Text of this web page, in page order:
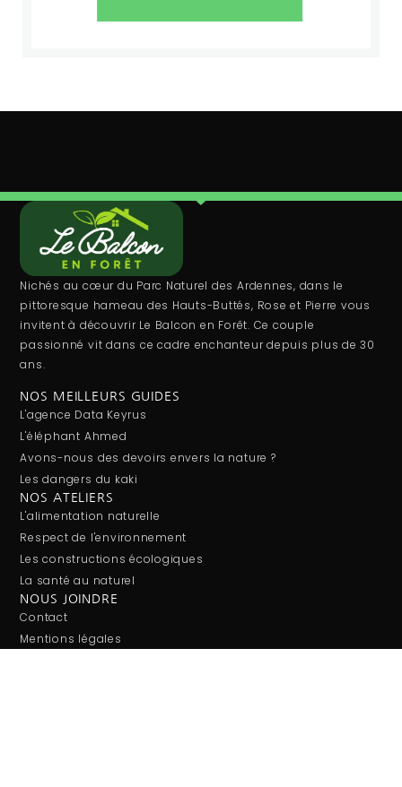
Nichés au cœur du Parc Naturel des Ardennes, dans le
pittoresque hameau des Hauts-Buttés, Rose et Pierre vous
invitent à découvrir Le Balcon en Forêt. Ce couple
passionné vit dans ce cadre enchanteur depuis plus de 30
ans.
NOS MEILLEURS GUIDES
L'agence Data Keyrus
L'éléphant Ahmed
Avons-nous des devoirs envers la nature ?
Les dangers du kaki
NOS ATELIERS
L'alimentation naturelle
Respect de l'environnement
Les constructions écologiques
La santé au naturel
NOUS JOINDRE
Contact
Mentions légales